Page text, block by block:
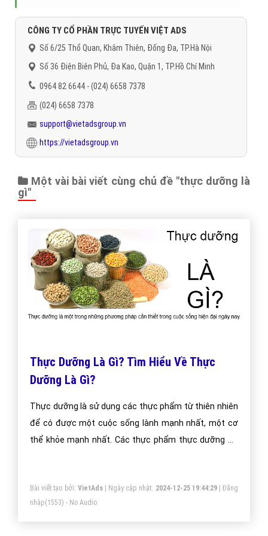
dịch vụ quảng cáo trực tuyến hiệu quả suốt chặng đường 9
Số 36 Điện Biên Phủ, Đa Kao, Quận 1, TP.Hồ Chí Minh
0964 82 6644 - (024) 6658 7378
(024) 6658 7378
support@vietadsgroup.vn
https://vietadsgroup.vn
Một vài bài viết cùng chủ đề "thực dưỡng là